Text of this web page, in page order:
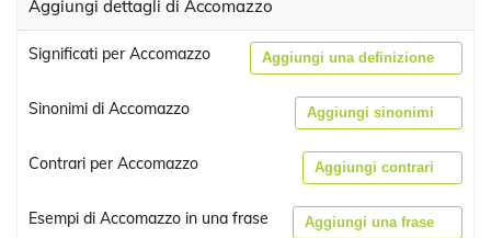
Aggiungi dettagli di Accomazzo
Significati per Accomazzo Aggiungi una definizione
Sinonimi di Accomazzo Aggiungi sinonimi
Contrari per Accomazzo Aggiungi contrari
Esempi di Accomazzo in una frase Aggiungi una frase